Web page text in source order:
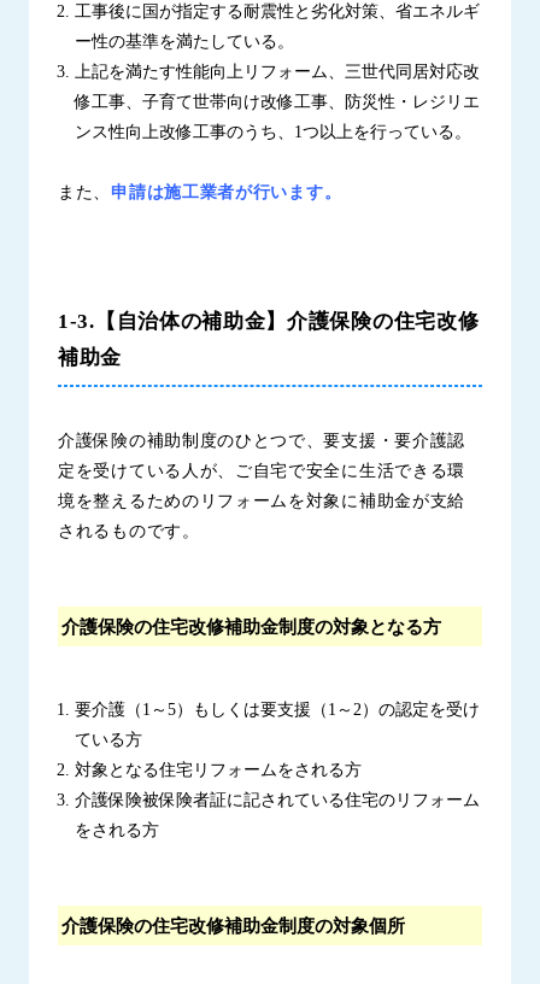
工事後に国が指定する耐震性と劣化対策、省エネルギ
ー性の基準を満たしている。
上記を満たす性能向上リフォーム、三世代同居対応改
修工事、子育て世帯向け改修工事、防災性・レジリエ
ンス性向上改修工事のうち、1つ以上を行っている。
また、申請は施工業者が行います。
1-3.【自治体の補助金】介護保険の住宅改修
補助金
介護保険の補助制度のひとつで、要支援・要介護認
定を受けている人が、ご自宅で安全に生活できる環
境を整えるためのリフォームを対象に補助金が支給
されるものです。
介護保険の住宅改修補助金制度の対象となる方
要介護（1～5）もしくは要支援（1～2）の認定を受け
ている方
対象となる住宅リフォームをされる方
介護保険被保険者証に記されている住宅のリフォーム
をされる方
介護保険の住宅改修補助金制度の対象個所